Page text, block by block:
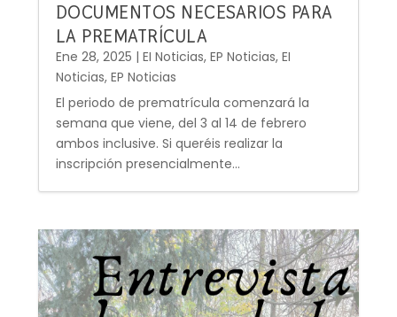
DOCUMENTOS NECESARIOS PARA
LA PREMATRÍCULA
Ene 28, 2025 | EI Noticias, EP Noticias, EI
Noticias, EP Noticias
El periodo de prematrícula comenzará la
semana que viene, del 3 al 14 de febrero
ambos inclusive. Si queréis realizar la
inscripción presencialmente...